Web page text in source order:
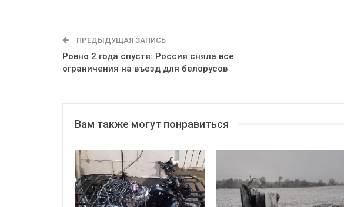
ПРЕДЫДУЩАЯ ЗАПИСЬ
Ровно 2 года спустя: Россия сняла все
ограничения на въезд для белорусов
Вам также могут понравиться